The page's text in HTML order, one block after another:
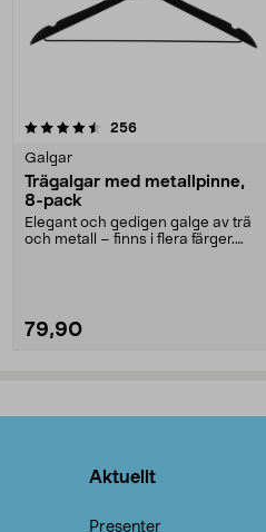
256recensioner
Galgar
Trägalgar med metallpinne,
8-pack
Elegant och gedigen galge av trä
och metall – finns i flera färger.
79,90
4.0av 5 stjärnor
Aktuellt
Presenter